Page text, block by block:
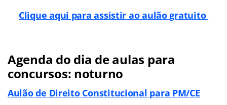
Clique aqui para assistir ao aulão gratuito
Agenda do dia de aulas para
concursos: noturno
Aulão de Direito Constitucional para PM/CE